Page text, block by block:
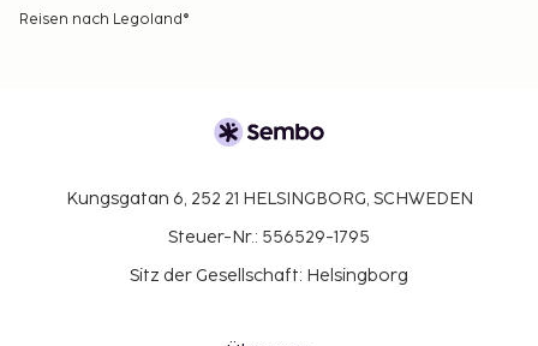
Reisen nach Legoland®
Kungsgatan 6, 252 21 HELSINGBORG, SCHWEDEN
Steuer-Nr.: 556529-1795
Sitz der Gesellschaft: Helsingborg